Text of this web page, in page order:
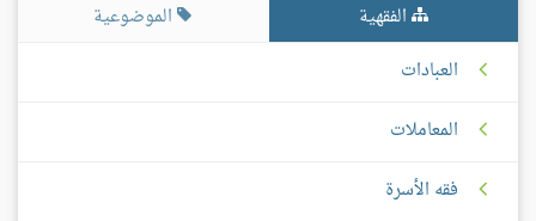
الفقهية
الموضوعية
العبادات
المعاملات
فقه الأسرة